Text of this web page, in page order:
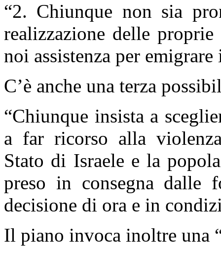
“2. Chiunque non sia
realizzazione delle
noi assistenza per
C’è anche una terza
“Chiunque insista a
a far ricorso alla
Stato di Israele e la
preso in consegna dalle
decisione di ora e in
Il piano invoca inoltre una